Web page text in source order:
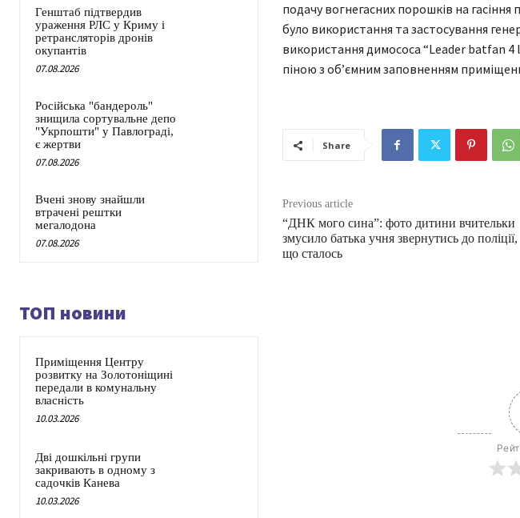
Генштаб підтвердив
ураження РЛС у Криму і
ретрансляторів дронів
окупантів
07.08.2026
Російська "бандероль"
знищила сортувальне депо
"Укрпошти" у Павлограді,
є жертви
07.08.2026
Вчені знову знайшли
втрачені рештки
мегалодона
07.08.2026
подачу вогнегасних порошків на
було використання та застосування
використання димососа “Leader batfan 4
піною з об’ємним заповненням
Share
Previous article
“ДНК мого сина”: фото дитини вчительки
змусило батька учня звернутись до поліції,
що сталось
ТОП новини
Приміщення Центру
розвитку на Золотоніщині
передали в комунальну
власність
10.03.2026
Дві дошкільні групи
закривають в одному з
садочків Канева
10.03.2026